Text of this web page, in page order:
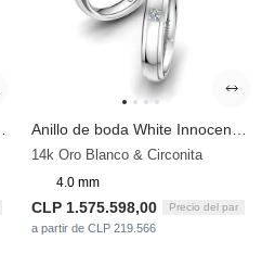
14k Oro Blanco & Circonita
4.0 mm
CLP 1.575.598,00 Precio del par
a partir de CLP 219.566